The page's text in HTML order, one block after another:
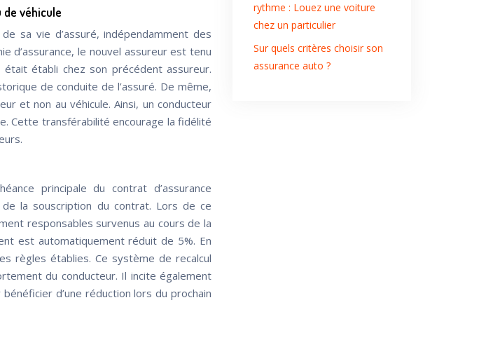
de véhicule
sa vie d’assuré, indépendamment des
d’assurance, le nouvel assureur est tenu
établi chez son précédent assureur.
de conduite de l’assuré. De même,
et non au véhicule. Ainsi, un conducteur
Cette transférabilité encourage la fidélité
principale du contrat d’assurance
la souscription du contrat. Lors de ce
responsables survenus au cours de la
est automatiquement réduit de 5%. En
règles établies. Ce système de recalcul
du conducteur. Il incite également
d’une réduction lors du prochain
rythme : Louez une voiture
chez un particulier
Sur quels critères choisir son
assurance auto ?